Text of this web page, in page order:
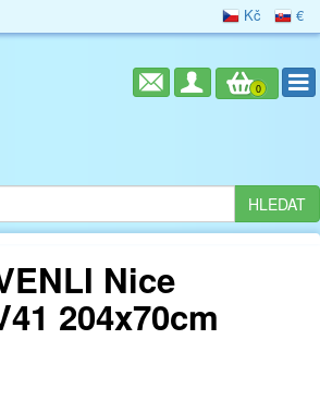
Kč €
0
Nice
204x70cm